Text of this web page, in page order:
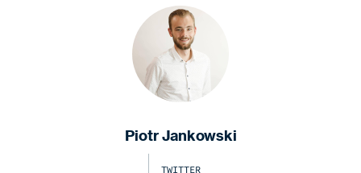
Piotr Jankowski
TWITTER